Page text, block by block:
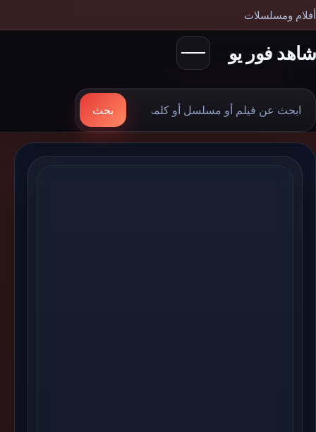
أفلام ومسلسلات
شاهد فور يو
ابحث
بحث